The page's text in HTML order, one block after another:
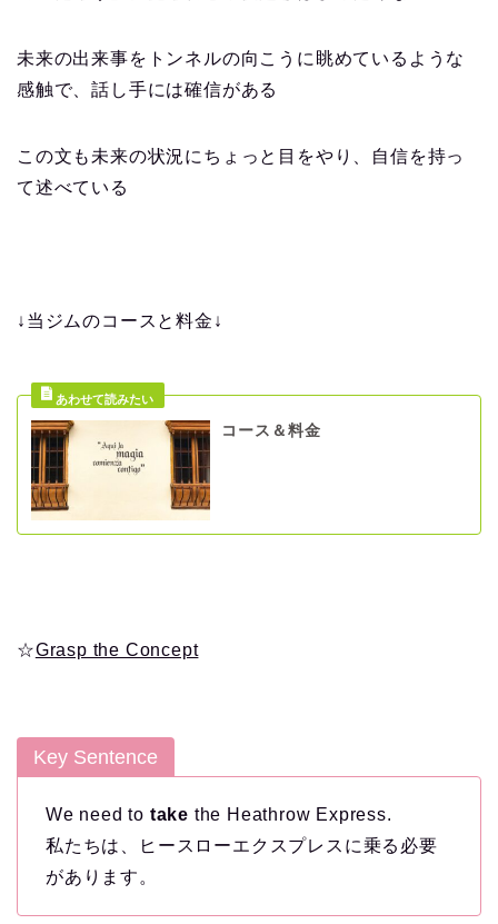
未来の出来事をトンネルの向こうに眺めているような
感触で、話し手には確信がある
この文も未来の状況にちょっと目をやり、自信を持っ
て述べている
↓当ジムのコースと料金↓
コース＆料金
☆Grasp the Concept
Key Sentence
We need to take the Heathrow Express.
私たちは、ヒースローエクスプレスに乗る必要
があります。